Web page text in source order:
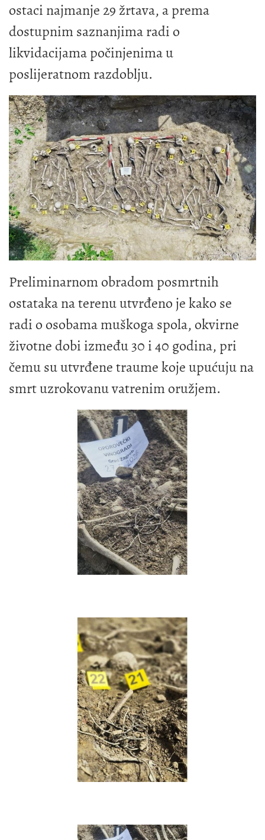
ostaci najmanje 29 žrtava, a prema
dostupnim saznanjima radi o
likvidacijama počinjenima u
poslijeratnom razdoblju.
Preliminarnom obradom posmrtnih
ostataka na terenu utvrđeno je kako se
radi o osobama muškoga spola, okvirne
životne dobi između 30 i 40 godina, pri
čemu su utvrđene traume koje upućuju na
smrt uzrokovanu vatrenim oružjem.